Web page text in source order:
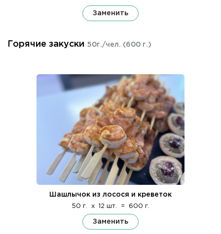
Заменить
Горячие закуски 50г./чел. (600 г.)
Шашлычок из лосося и креветок
50 г. x 12 шт. = 600 г.
Заменить